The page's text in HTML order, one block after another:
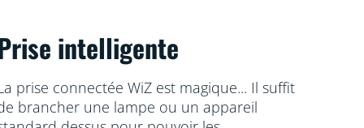
intelligente
prise connectée WiZ est magique... Il suffit
brancher une lampe ou un appareil